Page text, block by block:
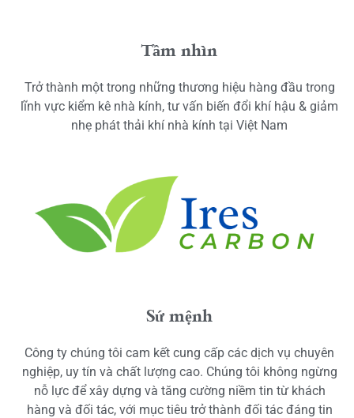
Tầm nhìn
Trở thành một trong những thương hiệu hàng đầu trong
lĩnh vực kiểm kê nhà kính, tư vấn biến đổi khí hậu & giảm
nhẹ phát thải khí nhà kính tại Việt Nam
Sứ mệnh
Công ty chúng tôi cam kết cung cấp các dịch vụ chuyên
nghiệp, uy tín và chất lượng cao. Chúng tôi không ngừng
nỗ lực để xây dựng và tăng cường niềm tin từ khách
hàng và đối tác, với mục tiêu trở thành đối tác đáng tin